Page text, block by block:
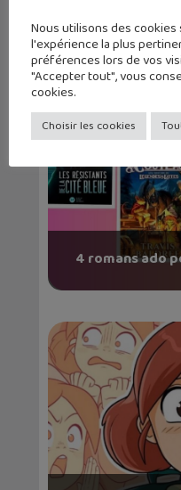
4 romans ado
Nous utilisons des
l'expérience la plus
préférences lors de vos
"Accepter tout", vous
cookies.
Choisir les cookies